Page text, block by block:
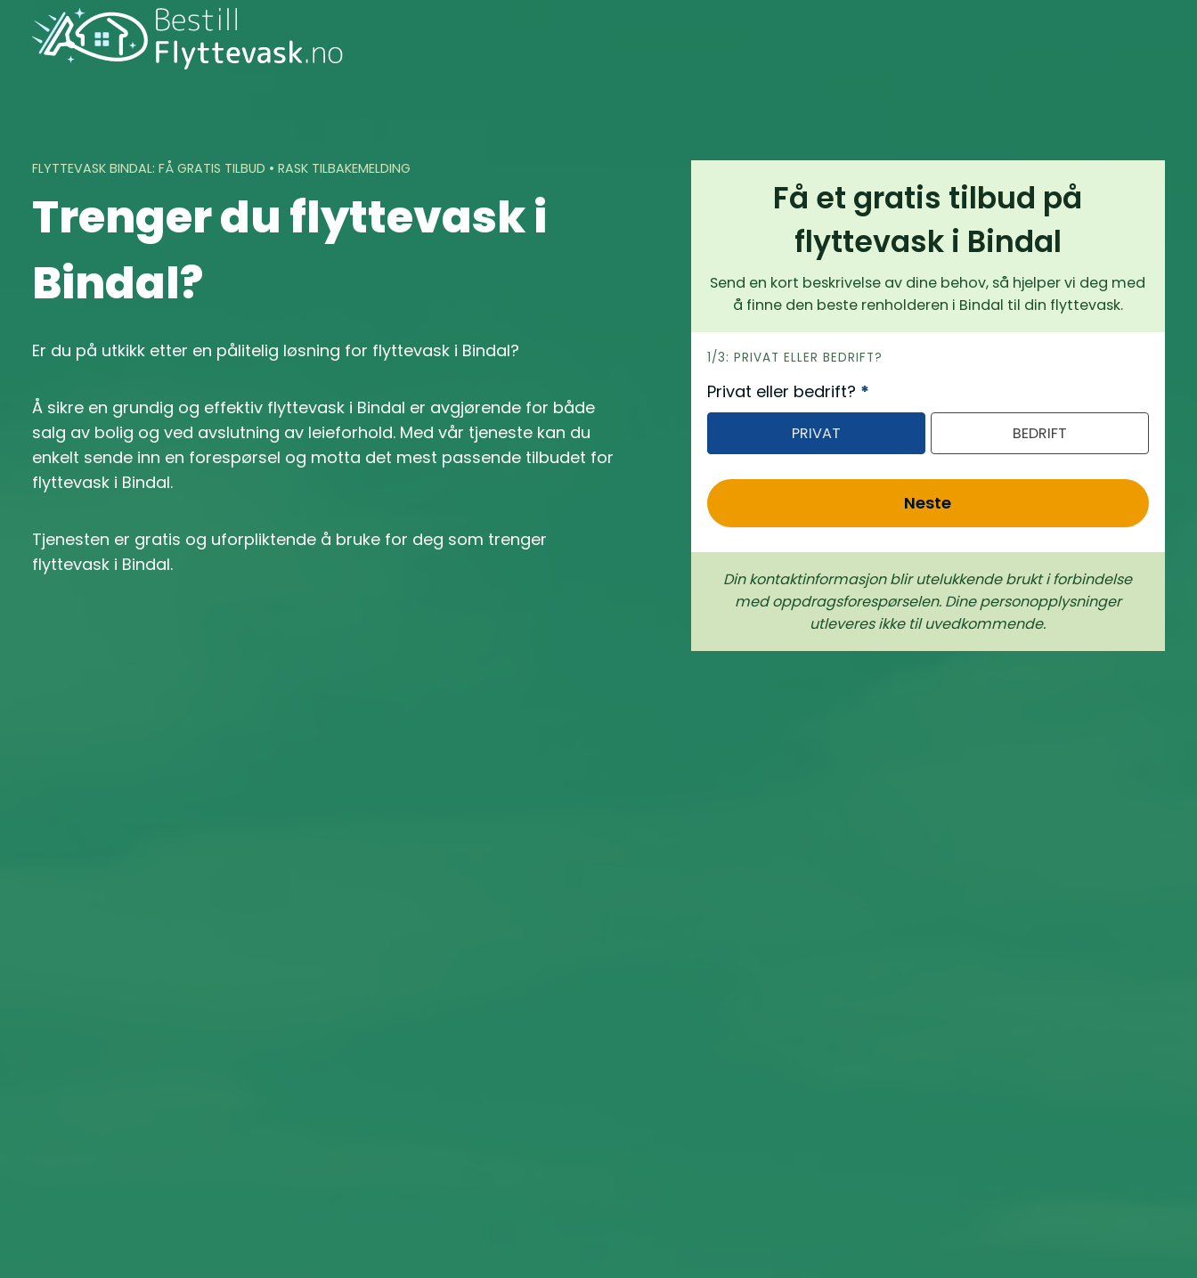
content
FLYTTEVASK BINDAL: FÅ GRATIS TILBUD • RASK TILBAKEMELDING
Trenger du flyttevask i
Bindal?
Er du på utkikk etter en pålitelig løsning for flyttevask i Bindal?
Å sikre en grundig og effektiv flyttevask i Bindal er avgjørende for både
salg av bolig og ved avslutning av leieforhold. Med vår tjeneste kan du
enkelt sende inn en forespørsel og motta det mest passende tilbudet for
flyttevask i Bindal.
Tjenesten er gratis og uforpliktende å bruke for deg som trenger
flyttevask i Bindal.
Få et gratis tilbud på
flyttevask i Bindal
Send en kort beskrivelse av dine behov, så hjelper vi deg med
å finne den beste renholderen i Bindal til din flyttevask.
h
e
r
1/3: PRIVAT ELLER BEDRIFT?
Privat eller bedrift? *
PRIVAT BEDRIFT
Neste
Din kontaktinformasjon blir utelukkende brukt i forbindelse
med oppdrags­forespørselen. Dine person­­opplysninger
utleveres ikke til uvedkommende.